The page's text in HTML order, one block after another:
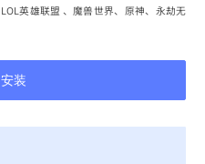
英雄联盟 、魔兽世界、原神、永劫无
装